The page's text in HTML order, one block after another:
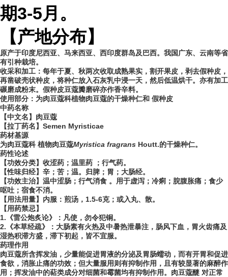
期3-5月。
【产地分布】
原产于印度尼西亚、马来西亚、西印度群岛及巴西。我国广东、云南等省
有引 种栽培。
收采和加工：每年于夏、秋两次收取成熟果实，割开果皮，剥去假种皮，
再凿破壳状种皮，将种仁放入石灰乳中浸一天，然后低温烘干。亦有加工
碾磨成粉末。假种皮豆蔻瓣磨碎亦作香辛料。
使用部分：为肉豆蔻科植物肉豆蔻的干燥种仁和 假种皮
中药名称
【中文名】肉豆蔻
【拉丁药名】Semen Myristicae
药材基源
为肉豆蔻科 植物肉豆蔻Myristica fragrans Houtt.的干燥种仁。
药性论述
【功效分类】收涩药；温里药 ；行气药。
【性味归经】辛；苦；温。归脾；胃；大肠经。
【功效主治】温中涩肠；行气消食 。用于虚泻；冷痢；脘腹胀痛；食少
呕吐；宿食不消。
【用法用量】内服：煎汤，1.5-6克；或入丸、散。
【用药禁忌】
1.《雷公炮炙论》：凡使，勿令犯铜。
2.《本草经疏》：大肠素有火热及中暑热泄暴注，肠风下血，胃火齿痛及
湿热积滞方盛，滞下初起，皆不宜服。
药理作用
肉豆蔻所含挥发油，少量能促进胃液的分泌及胃肠蠕动，而有开胃和促进
食欲，消胀止痛的功效；但大量服用则有抑制作用，且有较显著的麻醉作
用；挥发油中的萜类成分对细菌和霉菌均有抑制作用。肉豆蔻醚 对正常